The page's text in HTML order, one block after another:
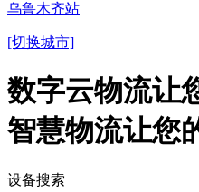
乌鲁木齐站
[切换城市]
数字云物流让
智慧物流让您
设备搜索